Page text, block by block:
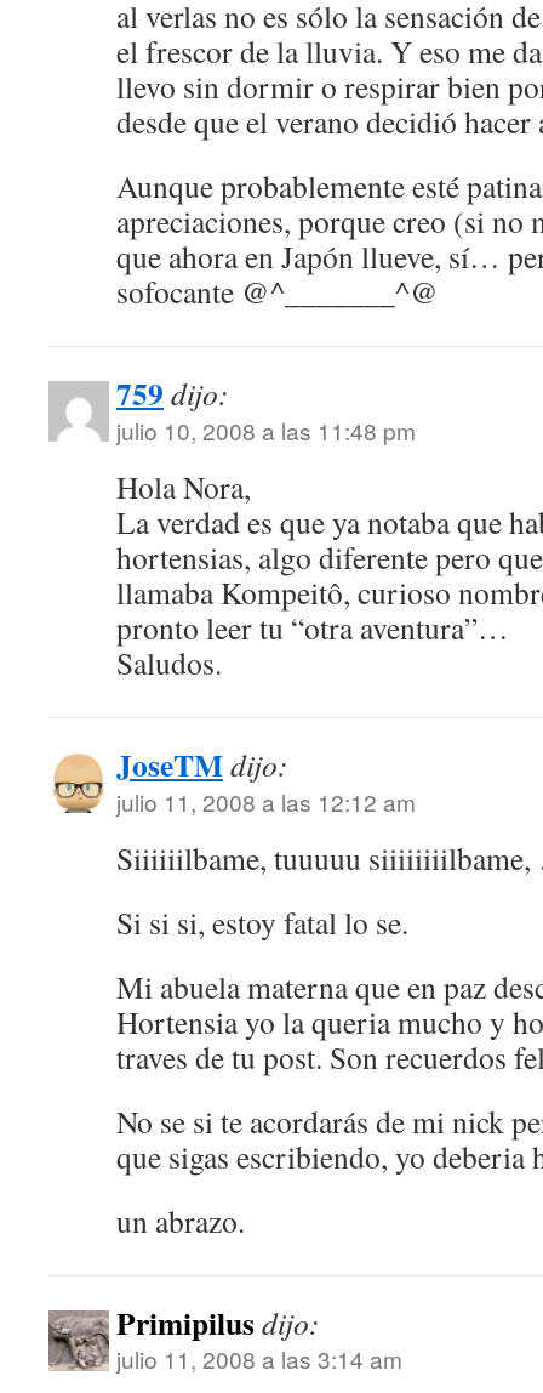
al verlas no es sólo la sensación
el frescor de la lluvia. Y eso me
llevo sin dormir o respirar bien
desde que el verano decidió
Aunque probablemente esté
apreciaciones, porque creo (si no
que ahora en Japón llueve, sí…
sofocante @^_______^@
759 dijo:
julio 10, 2008 a las 11:48 pm
Hola Nora,
La verdad es que ya notaba que
hortensias, algo diferente pero
llamaba Kompeitô, curioso
pronto leer tu “otra aventura”…
Saludos.
JoseTMdijo:
julio 11, 2008 a las 12:12 am
Siiiiiilbame, tuuuuu
Si si si, estoy fatal lo se.
Mi abuela materna que en paz
Hortensia yo la queria mucho y
traves de tu post. Son recuerdos
No se si te acordarás de mi nick
que sigas escribiendo, yo deberia
un abrazo.
Primipilusdijo:
julio 11, 2008 a las 3:14 am